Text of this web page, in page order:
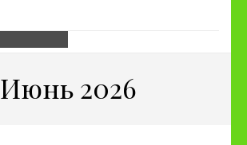
Июнь 2026